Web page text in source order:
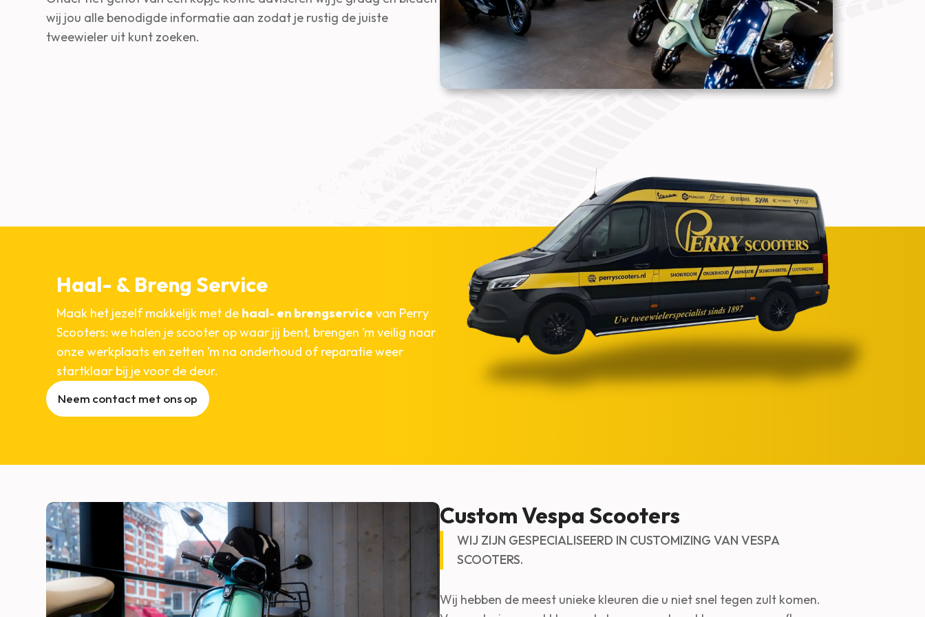
wij jou alle benodigde informatie aan zodat je rustig de juiste
tweewieler uit kunt zoeken.
Haal- & Breng Service
Maak het jezelf makkelijk met de haal- en brengservice van Perry
Scooters: we halen je scooter op waar jij bent, brengen ’m veilig naar
onze werkplaats en zetten ’m na onderhoud of reparatie weer
startklaar bij je voor de deur.
Neem contact met ons op
Custom Vespa Scooters
WIJ ZIJN GESPECIALISEERD IN CUSTOMIZING VAN VESPA
SCOOTERS.
Wij hebben de meest unieke kleuren die u niet snel tegen zult komen.